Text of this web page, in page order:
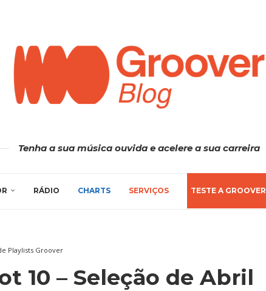
Tenha a sua música ouvida e acelere a sua carreira
RÁDIO CHARTS SERVIÇOS TESTE A GROOVER
Playlists Groover
10 – Seleção de Abril